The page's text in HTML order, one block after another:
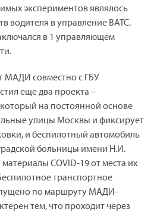
экспериментов являлось
водителя в управление ВАТС.
в 1 управляющем
МАДИ совместно с ГБУ
еще два проекта –
на постоянной основе
улицы Москвы и фиксирует
и беспилотный автомобиль
больницы имени Н.И.
COVID-19 от места их
транспортное
по маршруту МАДИ-
тем, что проходит через